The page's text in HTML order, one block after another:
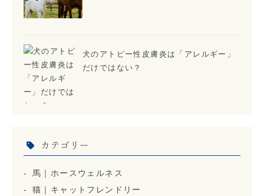
犬のアトピー性皮膚炎は「アレルギー」
だけではない？
カテゴリー
馬｜ホースウェルネス
猫｜キャットフレンドリー